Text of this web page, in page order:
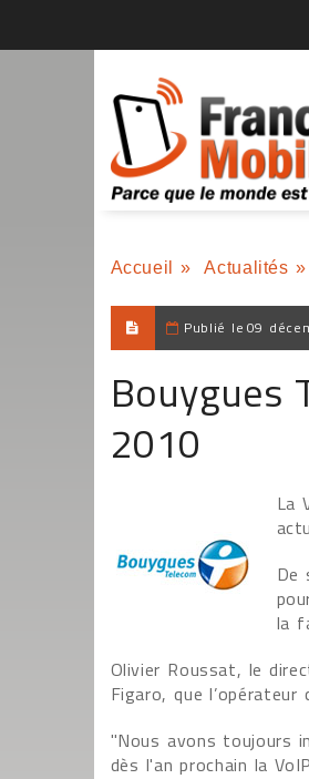
Accueil » Actualités »
Publié le 09
Bouygues
2010
La
De
la
Olivier Roussat, le
Figaro, que
"Nous avons toujours
dès l'an prochain la